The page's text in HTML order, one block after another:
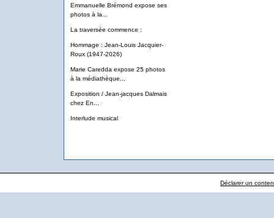
Emmanuelle Brémond expose ses
photos à la...
La traversée commence :
Hommage : Jean-Louis Jacquier-
Roux (1947-2026)
Marie Caredda expose 25 photos
à la médiathèque...
Exposition / Jean-jacques Dalmais
chez En...
Interlude musical
Déclarer un